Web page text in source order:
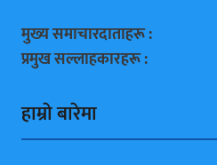
मुख्य समाचारदाताहरू :
प्रमुख सल्लाहकारहरू :
हाम्राे बारेमा